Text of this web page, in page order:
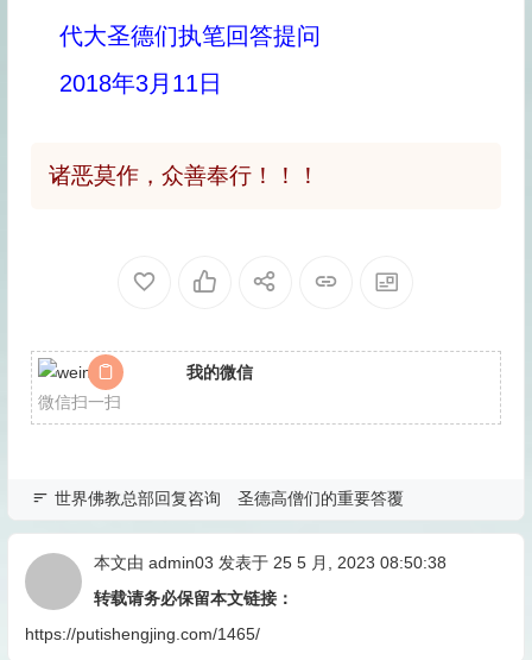
代大圣德们执笔回答提问
2018年3月11日
诸恶莫作，众善奉行！！！
我的微信
微信扫一扫
世界佛教总部回复咨询 圣德高僧们的重要答覆
本文由 admin03 发表于 25 5 月, 2023 08:50:38
转载请务必保留本文链接：
https://putishengjing.com/1465/